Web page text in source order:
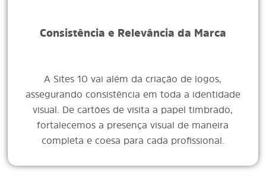
Consistência e Relevância da Marca
A Sites 10 vai além da criação de logos,
assegurando consistência em toda a identidade
visual. De cartões de visita a papel timbrado,
fortalecemos a presença visual de maneira
completa e coesa para cada profissional.